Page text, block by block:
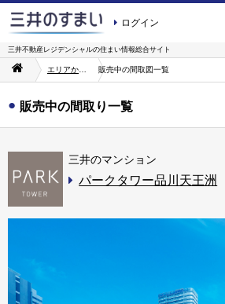
ログイン
三井不動産レジデンシャルの住まい情報総合サイト
販売中の間取図一覧
販売中の間取り一覧
三井のマンション
パークタワー品川天王洲